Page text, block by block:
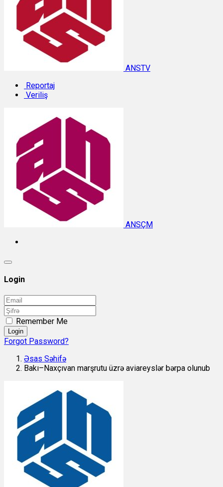
ANSTV
Reportaj
Veriliş
ANSÇM
Login
Remember Me
Login
Forgot Password?
Əsas Səhifə
Bakı–Naxçıvan marşrutu üzrə aviareyslər bərpa olunub